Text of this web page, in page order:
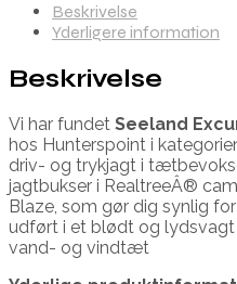
Beskrivelse
Yderligere information
Beskrivelse
Vi har fundet Seeland
hos Hunterspoint i
driv- og trykjagt i
jagtbukser i RealtreeÂ®
Blaze, som gør dig synlig
udført i et blødt og lydsvagt
vand- og vindtæt